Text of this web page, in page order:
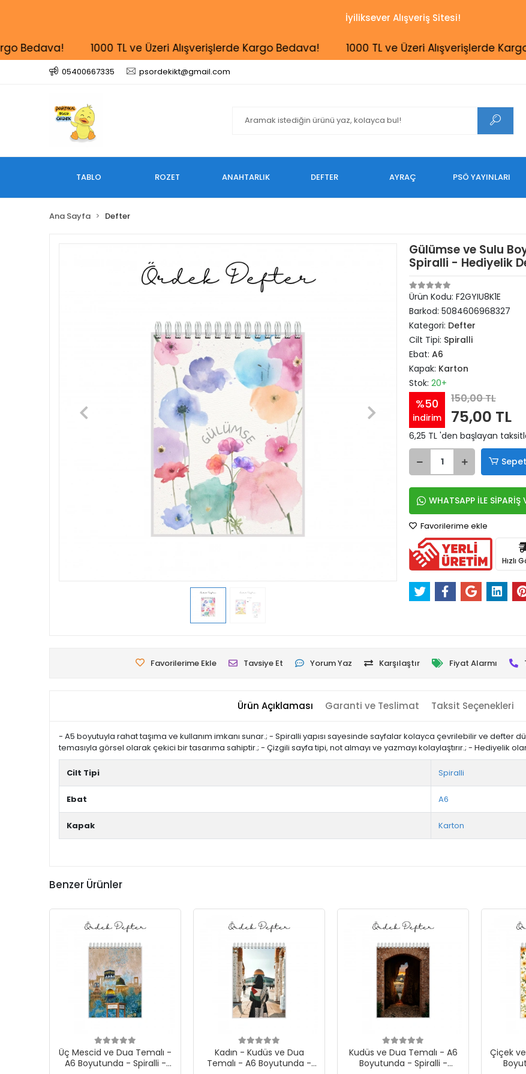
İyiliksever Alışveriş Sitesi!
1000 TL ve Üzeri Alışverişlerde Kargo Bedava! 1000 TL ve Üzeri Alışverişlerde Kargo
05400667335 psordekikt@gmail.com
TABLO ROZET ANAHTARLIK DEFTER AYRAÇ PSÖ YAYINLARI
Ana Sayfa Defter
Gülümse ve Sulu
Spiralli - Hediyelik
Ürün Kodu: F2GYIU8K1E
Barkod: 5084606968327
Kategori: Defter
Cilt Tipi: Spiralli
Ebat: A6
Kapak: Karton
Stok: 20+
%50
indirim
150,00 TL
75,00 TL
6,25 TL 'den başlayan
WHATSAPP İLE SİPARİŞ
Favorilerime ekle
Hızlı
Favorilerime Ekle Tavsiye Et Yorum Yaz Karşılaştır Fiyat Alarmı
Ürün Açıklaması Garanti ve Teslimat Taksit Seçenekleri
- A5 boyutuyla rahat taşıma ve kullanım imkanı sunar.; - Spiralli yapısı sayesinde sayfalar kolayca çevrilebilir ve defter
temasıyla görsel olarak çekici bir tasarıma sahiptir.; - Çizgili sayfa tipi, not almayı ve yazmayı kolaylaştırır.; - Hediyelik
Cilt Tipi Spiralli
Ebat A6
Kapak Karton
Benzer Ürünler
Üç Mescid ve Dua Temalı -
A6 Boyutunda - Spiralli -
Kadın - Kudüs ve Dua
Temalı - A6 Boyutunda -
Kudüs ve Dua Temalı - A6
Boyutunda - Spiralli -
Çiçek